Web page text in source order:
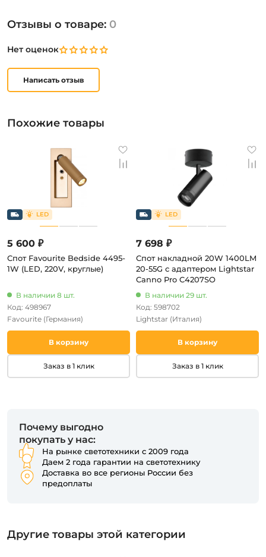
Отзывы о товаре: 0
Нет оценок
Написать отзыв
Похожие товары
5 600 ₽
Спот Favourite Bedside 4495-
1W (LED, 220V, круглые)
В наличии 8 шт.
Код: 498967
Favourite (Германия)
В корзину
Заказ в 1 клик
7 698 ₽
Спот накладной 20W 1400LM
20-55G с адаптером Lightstar
Canno Pro C4207SO
В наличии 29 шт.
Код: 598702
Lightstar (Италия)
В корзину
Заказ в 1 клик
Почему выгодно
покупать у нас:
На рынке светотехники с 2009 года
Даем 2 года гарантии на светотехнику
Доставка во все регионы России без
предоплаты
Другие товары этой категории